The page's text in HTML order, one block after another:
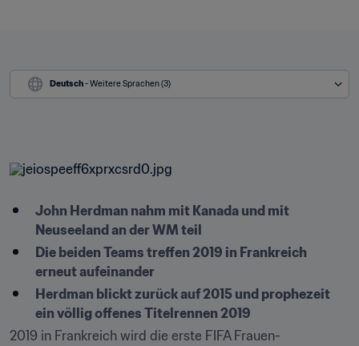
Deutsch - Weitere Sprachen (3)
John Herdman nahm mit Kanada und mit
Neuseeland an der WM teil
Die beiden Teams treffen 2019 in Frankreich
erneut aufeinander
Herdman blickt zurück auf 2015 und prophezeit
ein völlig offenes Titelrennen 2019
2019 in Frankreich wird die erste FIFA Frauen-